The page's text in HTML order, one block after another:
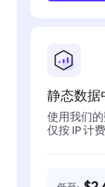
静态数据
使用我们
仅按 IP 计